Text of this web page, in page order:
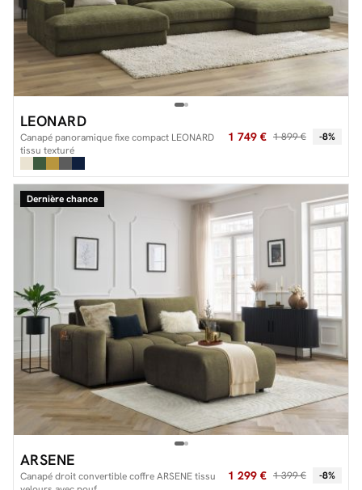
LEONARD
Canapé panoramique fixe compact LEONARD
tissu texturé
1 749 € 1 899 € -8%
Dernière chance
ARSENE
Canapé droit convertible coffre ARSENE tissu
1 299 € 1 399 € -8%